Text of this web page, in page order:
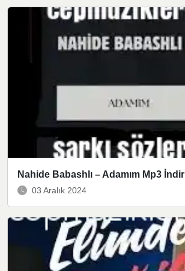
Nahide Babashlı – Adamım Mp3 İndir
03 Aralık 2024